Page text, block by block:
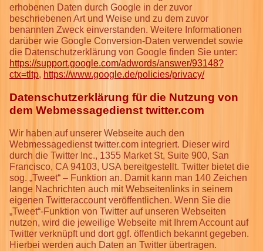
erhobenen Daten durch Google in der zuvor
beschriebenen Art und Weise und zu dem zuvor
benannten Zweck einverstanden. Weitere Informationen
darüber wie Google Conversion-Daten verwendet sowie
die Datenschutzerklärung von Google finden Sie unter:
https://support.google.com/adwords/answer/93148?
ctx=tltp, https://www.google.de/policies/privacy/
Datenschutzerklärung für die Nutzung von
dem Webmessagedienst twitter.com
Wir haben auf unserer Webseite auch den
Webmessagedienst twitter.com integriert. Dieser wird
durch die Twitter Inc., 1355 Market St, Suite 900, San
Francisco, CA 94103, USA bereitgestellt. Twitter bietet die
sog. „Tweet“ – Funktion an. Damit kann man 140 Zeichen
lange Nachrichten auch mit Webseitenlinks in seinem
eigenen Twitteraccount veröffentlichen. Wenn Sie die
„Tweet“-Funktion von Twitter auf unseren Webseiten
nutzen, wird die jeweilige Webseite mit Ihrem Account auf
Twitter verknüpft und dort ggf. öffentlich bekannt gegeben.
Hierbei werden auch Daten an Twitter übertragen.